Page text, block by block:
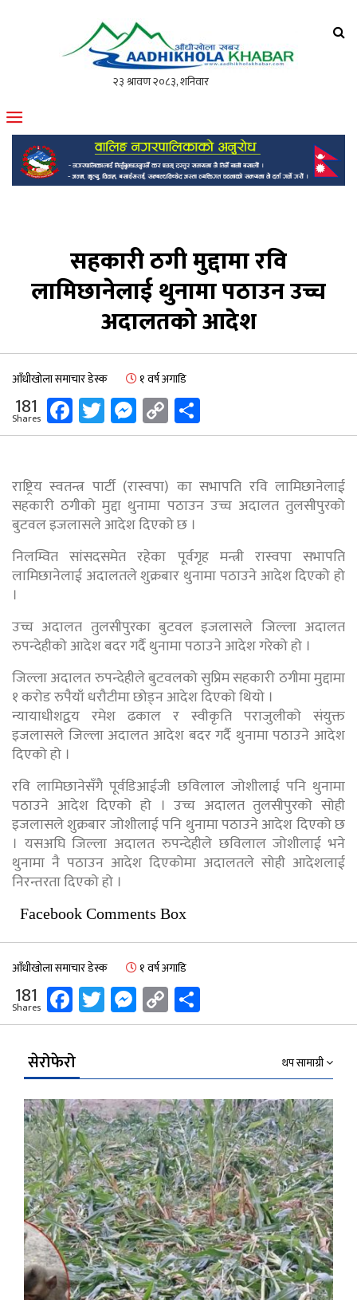
मोफसलकै लोकप्रिय अनलाइन पत्रिका
सहकारी ठगी मुद्दामा रवि
लामिछानेलाई थुनामा पठाउन उच्च
अदालतको आदेश
आँधीखोला समाचार डेस्क १ वर्ष अगाडि
181
Shares Facebook
Twitter
Messenger
Copy
Link
राष्ट्रिय स्वतन्त्र पार्टी (रास्वपा) का सभापति रवि लामिछानेलाई
सहकारी ठगीको मुद्दा थुनामा पठाउन उच्च अदालत तुलसीपुरको
बुटवल इजलासले आदेश दिएको छ ।
निलम्वित सांसदसमेत रहेका पूर्वगृह मन्त्री रास्वपा सभापति
लामिछानेलाई अदालतले शुक्रबार थुनामा पठाउने आदेश दिएको हो
।
उच्च अदालत तुलसीपुरका बुटवल इजलासले जिल्ला अदालत
रुपन्देहीको आदेश बदर गर्दै थुनामा पठाउने आदेश गरेको हो ।
जिल्ला अदालत रुपन्देहीले बुटवलको सुप्रिम सहकारी ठगीमा मुद्दामा
१ करोड रुपैयाँ धरौटीमा छोड्न आदेश दिएको थियो ।
न्यायाधीशद्वय रमेश ढकाल र स्वीकृति पराजुलीको संयुक्त
इजलासले जिल्ला अदालत आदेश बदर गर्दै थुनामा पठाउने आदेश
दिएको हो ।
रवि लामिछानेसँगै पूर्वडिआईजी छविलाल जोशीलाई पनि थुनामा
पठाउने आदेश दिएको हो । उच्च अदालत तुलसीपुरको सोही
इजलासले शुक्रबार जोशीलाई पनि थुनामा पठाउने आदेश दिएको छ
। यसअघि जिल्ला अदालत रुपन्देहीले छविलाल जोशीलाई भने
थुनामा नै पठाउन आदेश दिएकोमा अदालतले सोही आदेशलाई
निरन्तरता दिएको हो ।
Facebook Comments Box
आँधीखोला समाचार डेस्क १ वर्ष अगाडि
181
Shares Facebook
Twitter
Messenger
Copy
Link
सेरोफेरो थप सामाग्री